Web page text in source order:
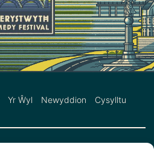
Yr Ŵyl Newyddion Cysylltu